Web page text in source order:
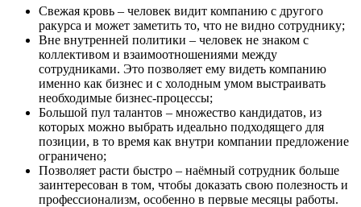
Свежая кровь – человек видит компанию с другого
ракурса и может заметить то, что не видно сотруднику;
Вне внутренней политики – человек не знаком с
коллективом и взаимоотношениями между
сотрудниками. Это позволяет ему видеть компанию
именно как бизнес и с холодным умом выстраивать
необходимые бизнес-процессы;
Большой пул талантов – множество кандидатов, из
которых можно выбрать идеально подходящего для
позиции, в то время как внутри компании предложение
ограничено;
Позволяет расти быстро – наёмный сотрудник больше
заинтересован в том, чтобы доказать свою полезность и
профессионализм, особенно в первые месяцы работы.